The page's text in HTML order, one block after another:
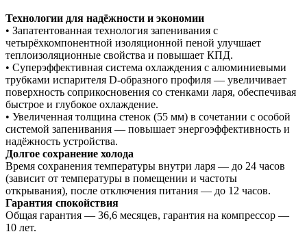
Технологии для надёжности и экономии
• Запатентованная технология запенивания с
четырёхкомпонентной изоляционной пеной улучшает
теплоизоляционные свойства и повышает КПД.
• Суперэффективная система охлаждения с алюминиевыми
трубками испарителя D‑образного профиля — увеличивает
поверхность соприкосновения со стенками ларя, обеспечивая
быстрое и глубокое охлаждение.
• Увеличенная толщина стенок (55 мм) в сочетании с особой
системой запенивания — повышает энергоэффективность и
надёжность устройства.
Долгое сохранение холода
Время сохранения температуры внутри ларя — до 24 часов
(зависит от температуры в помещении и частоты
открывания), после отключения питания — до 12 часов.
Гарантия спокойствия
Общая гарантия — 36,6 месяцев, гарантия на компрессор —
10 лет.